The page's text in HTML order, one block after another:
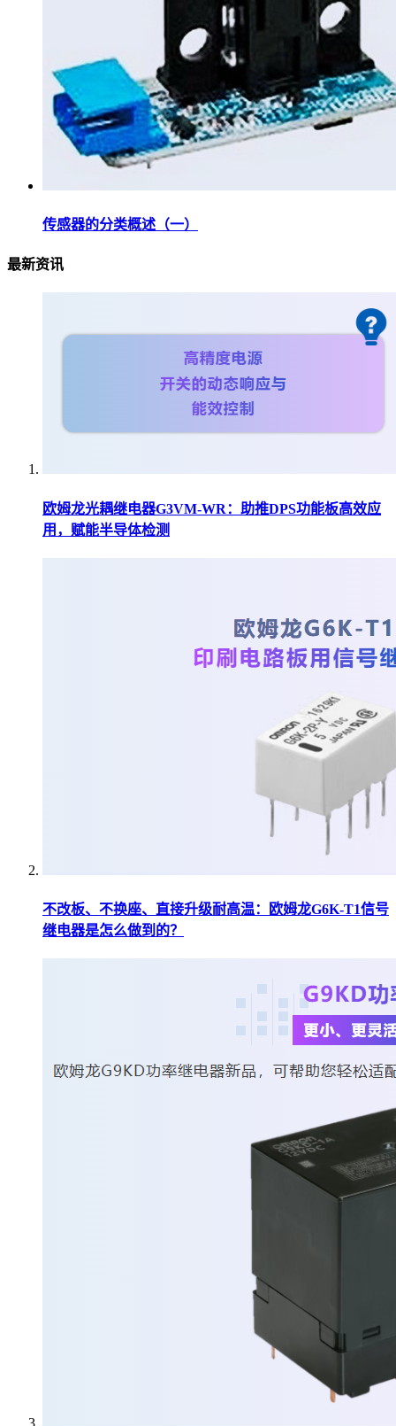
传感器的分类概述（一）
最新资讯
欧姆龙光耦继电器G3VM-WR：助推DPS功能板高效应
用，赋能半导体检测
不改板、不换座、直接升级耐高温：欧姆龙G6K-T1信号
继电器是怎么做到的？